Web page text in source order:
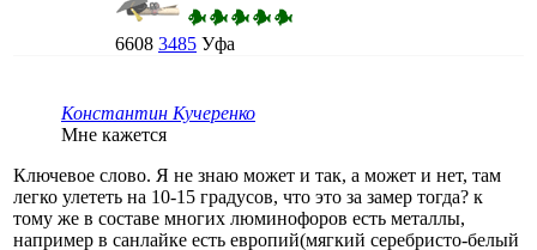
6608 3485 Уфа
Константин Кучеренко
Мне кажется
Ключевое слово. Я не знаю может и так, а может и нет, там
легко улететь на 10-15 градусов, что это за замер тогда? к
тому же в составе многих люминофоров есть металлы,
например в санлайке есть европий(мягкий серебристо-белый